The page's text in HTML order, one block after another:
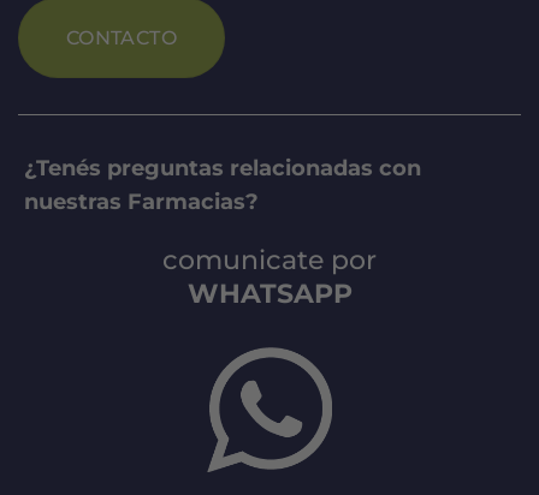
CONTACTO
¿Tenés preguntas relacionadas con
nuestras Farmacias?
comunicate por
WHATSAPP